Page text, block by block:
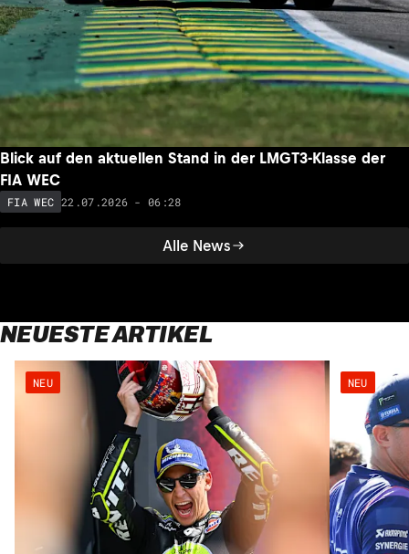
Alle News
Blick auf den aktuellen Stand in der LMGT3-Klasse der
FIA WEC
FIA WEC 22.07.2026 - 06:28
NEUESTE ARTIKEL
NEU NEU